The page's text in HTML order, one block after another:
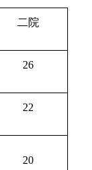
二院
26
22
20